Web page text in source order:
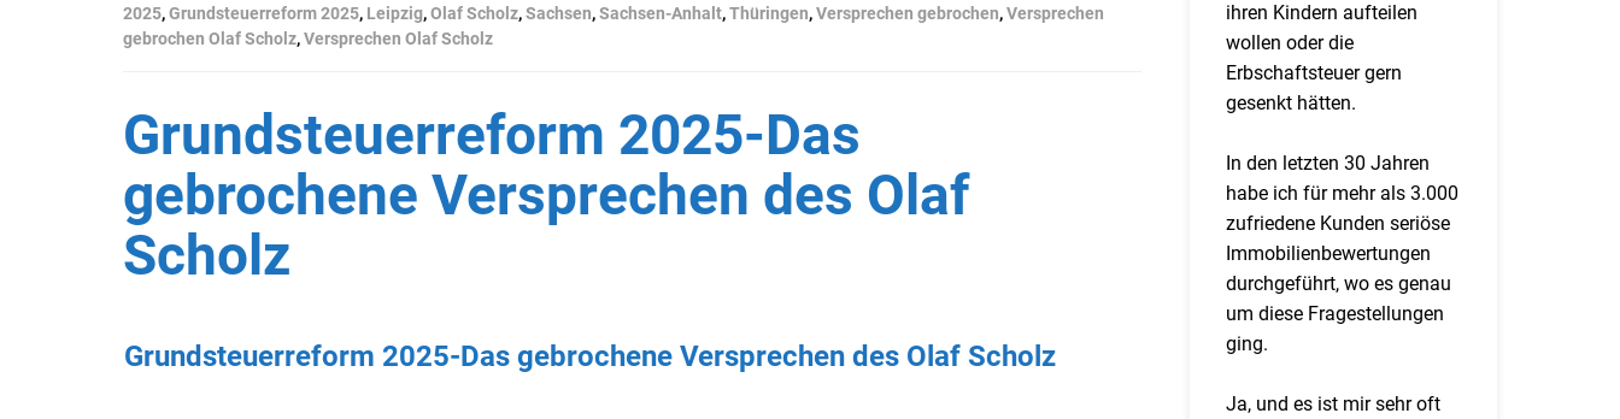
2025,Grundsteuerreform 2025, Leipzig,Olaf Scholz,Sachsen,Sachsen-Anhalt,Thüringen,Versprechen gebrochen,Versprechen
gebrochen Olaf Scholz,Versprechen Olaf Scholz
Grundsteuerreform 2025-Das
gebrochene Versprechen des Olaf
Scholz
Grundsteuerreform 2025-Das gebrochene Versprechen des Olaf Scholz
ihren Kindern aufteilen
wollen oder die
Erbschaftsteuer gern
gesenkt hätten.
In den letzten 30 Jahren
habe ich für mehr als 3.000
zufriedene Kunden seriöse
Immobilienbewertungen
durchgeführt, wo es genau
um diese Fragestellungen
ging.
Ja, und es ist mir sehr oft